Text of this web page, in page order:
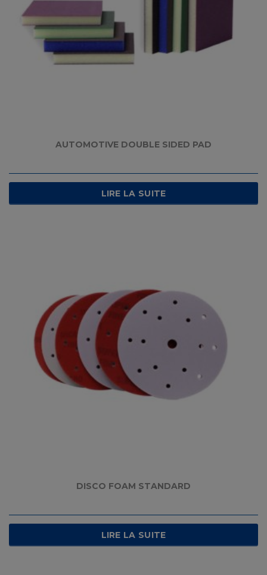
AUTOMOTIVE DOUBLE SIDED PAD
LIRE LA SUITE
DISCO FOAM STANDARD
LIRE LA SUITE